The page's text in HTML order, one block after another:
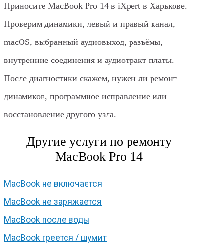
Приносите MacBook Pro 14 в iXpert в Харькове.
Проверим динамики, левый и правый канал,
macOS, выбранный аудиовыход, разъёмы,
внутренние соединения и аудиотракт платы.
После диагностики скажем, нужен ли ремонт
динамиков, программное исправление или
восстановление другого узла.
Другие услуги по ремонту
MacBook Pro 14
MacBook не включается
MacBook не заряжается
MacBook после воды
MacBook греется / шумит